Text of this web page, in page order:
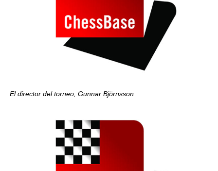
El director del torneo, Gunnar Björnsson